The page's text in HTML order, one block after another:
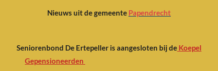
Nieuws uit de gemeente Papendrecht
Seniorenbond De Ertepeller is aangesloten bij de Koepel
Gepensioneerden